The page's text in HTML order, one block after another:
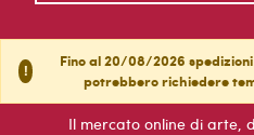
!
Fino al 20/08/2026
potrebbero richiedere
Il mercato online di arte,